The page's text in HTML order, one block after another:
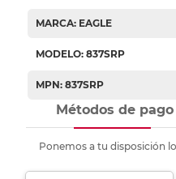
MARCA: EAGLE
MODELO: 837SRP
MPN: 837SRP
Métodos de pago
Ponemos a tu disposición